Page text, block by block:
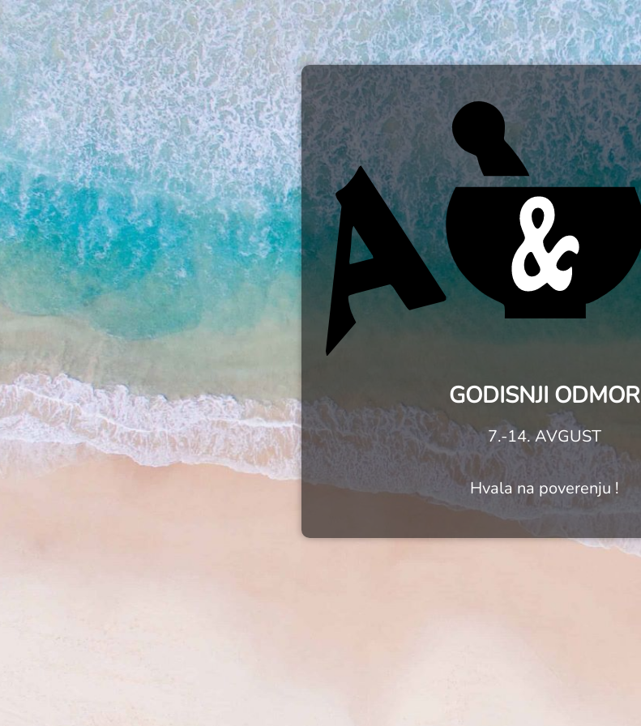
GODISNJI ODMOR
7.-14. AVGUST
Hvala na poverenju !